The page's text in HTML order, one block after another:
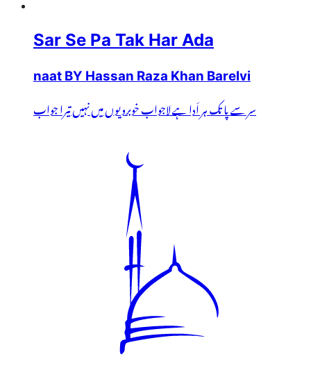
Sar Se Pa Tak Har Ada
naat BY Hassan Raza Khan Barelvi
سر سے پا تک ہر اَدا ہے لاجواب خوبرویوں میں نہیں تیرا جواب